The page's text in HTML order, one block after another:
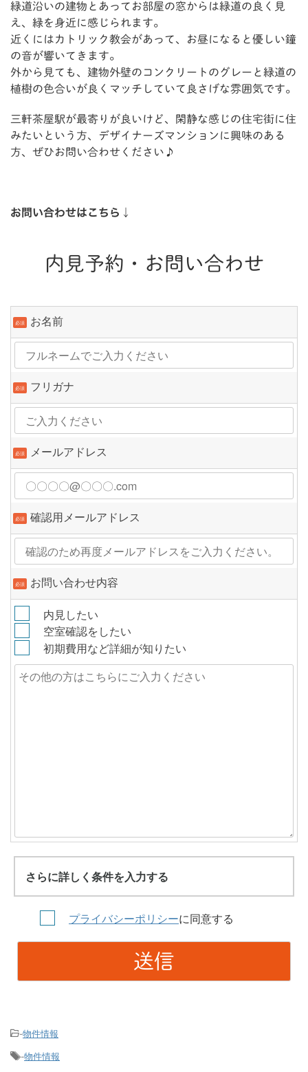
緑道沿いの建物とあってお部屋の窓からは緑道の良く見
え、緑を身近に感じられます。
近くにはカトリック教会があって、お昼になると優しい鐘
の音が響いてきます。
外から見ても、建物外壁のコンクリートのグレーと緑道の
植樹の色合いが良くマッチしていて良さげな雰囲気です。
三軒茶屋駅が最寄りが良いけど、閑静な感じの住宅街に住
みたいという方、デザイナーズマンションに興味のある
方、ぜひお問い合わせください♪
お問い合わせはこちら↓
内見予約・お問い合わせ
必須 お名前
必須 フリガナ
必須 メールアドレス
必須 確認用メールアドレス
必須 お問い合わせ内容
内見したい
空室確認をしたい
初期費用など詳細が知りたい
さらに詳しく条件を入力する
プライバシーポリシーに同意する
-物件情報
-物件情報